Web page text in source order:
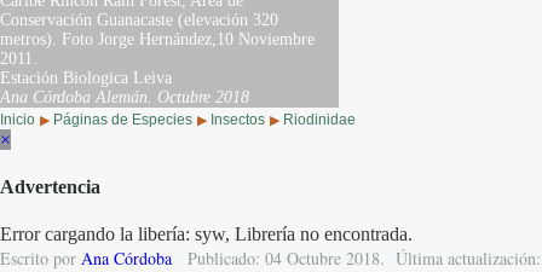
Conservación Guanacaste (elevación 320
metros). Foto Jorge Hernández,10 Noviembre
2011.
Estación Biologica Leiva
Ana Córdoba Alemán.
Octubre 2018
Inicio ▶ Páginas de Especies ▶ Insectos ▶ Riodinidae
×
Advertencia
Error cargando la libería: syw, Librería no encontrada.
Escrito por Ana Córdoba Publicado: 04 Octubre 2018. Última actualización: